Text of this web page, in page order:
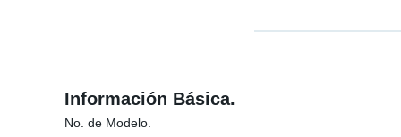
Información Básica.
No. de Modelo.